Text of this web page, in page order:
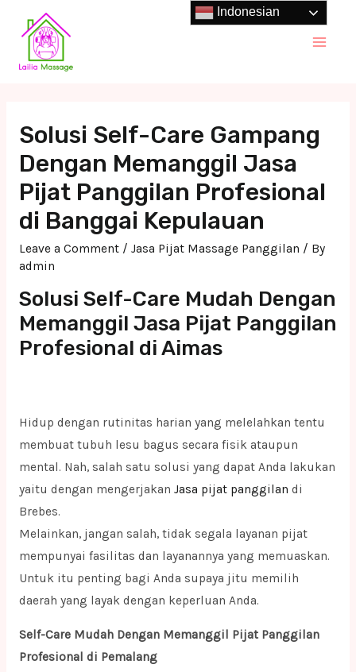
content
Solusi Self-Care Gampang
Dengan Memanggil Jasa
Pijat Panggilan Profesional
di Banggai Kepulauan
Leave a Comment / Jasa Pijat Massage Panggilan / By
admin
Solusi Self-Care Mudah Dengan
Memanggil Jasa Pijat Panggilan
Profesional di Aimas
Hidup dengan rutinitas harian yang melelahkan tentu
membuat tubuh lesu bagus secara fisik ataupun
mental. Nah, salah satu solusi yang dapat Anda lakukan
yaitu dengan mengerjakan Jasa pijat panggilan di
Brebes.
Melainkan, jangan salah, tidak segala layanan pijat
mempunyai fasilitas dan layanannya yang memuaskan.
Untuk itu penting bagi Anda supaya jitu memilih
daerah yang layak dengan keperluan Anda.
Self-Care Mudah Dengan Memanggil Pijat Panggilan
Profesional di Pemalang
Indonesian